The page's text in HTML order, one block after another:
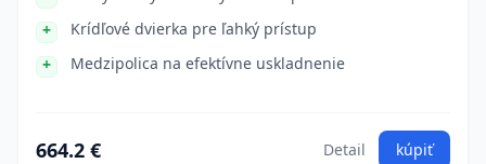
Krídľové dvierka pre ľahký prístup
Medzipolica na efektívne uskladnenie
664.2 € Detail kúpiť